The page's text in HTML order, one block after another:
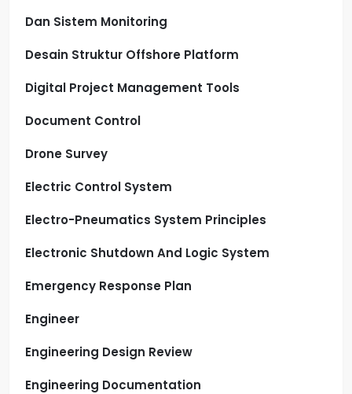
Dan Sistem Monitoring
Desain Struktur Offshore Platform
Digital Project Management Tools
Document Control
Drone Survey
Electric Control System
Electro-Pneumatics System Principles
Electronic Shutdown And Logic System
Emergency Response Plan
Engineer
Engineering Design Review
Engineering Documentation